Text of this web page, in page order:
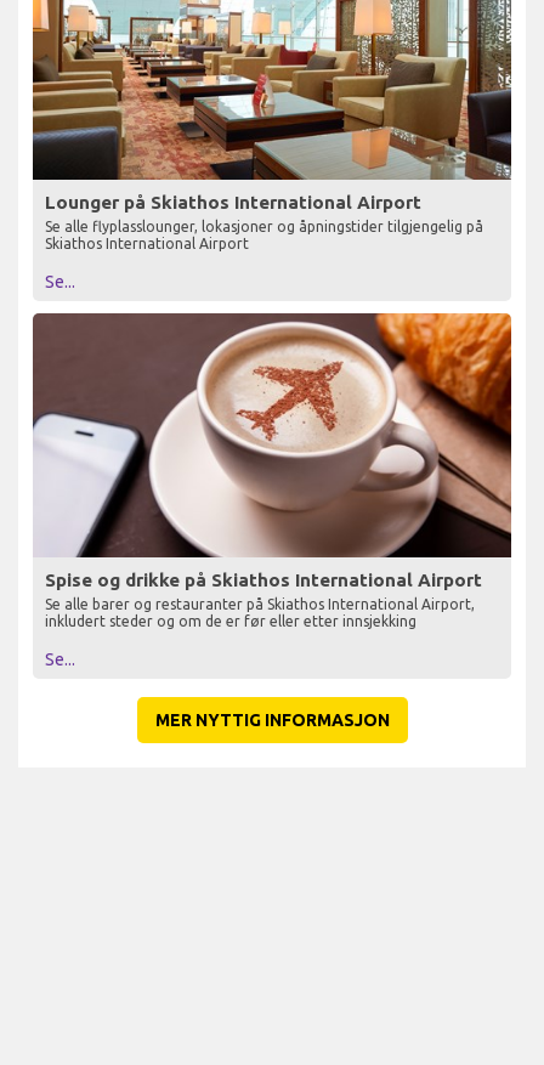
Lounger på Skiathos International Airport
Se alle flyplasslounger, lokasjoner og åpningstider tilgjengelig på
Skiathos International Airport
Se...
Spise og drikke på Skiathos International Airport
Se alle barer og restauranter på Skiathos International Airport,
inkludert steder og om de er før eller etter innsjekking
Se...
MER NYTTIG INFORMASJON